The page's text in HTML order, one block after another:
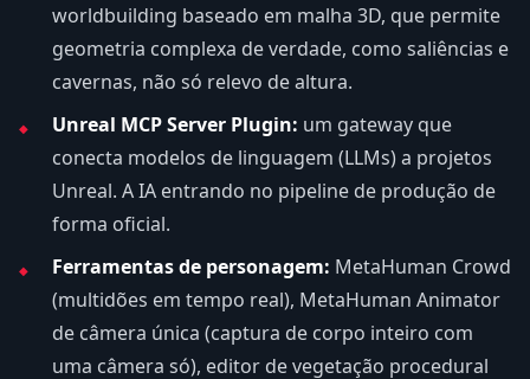
worldbuilding baseado em malha 3D, que permite
geometria complexa de verdade, como saliências e
cavernas, não só relevo de altura.
Unreal MCP Server Plugin: um gateway que
conecta modelos de linguagem (LLMs) a projetos
Unreal. A IA entrando no pipeline de produção de
forma oficial.
Ferramentas de personagem: MetaHuman Crowd
(multidões em tempo real), MetaHuman Animator
de câmera única (captura de corpo inteiro com
uma câmera só), editor de vegetação procedural